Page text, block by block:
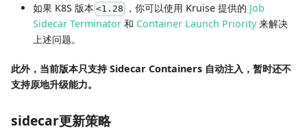
如果 K8S 版本 <1.28 ，你可以使用 Kruise 提供的 Job
Sidecar Terminator 和 Container Launch Priority来解决
上述问题。
此外，当前版本只支持 Sidecar Containers 自动注入，暂时还不
支持原地升级能力。
sidecar更新策略